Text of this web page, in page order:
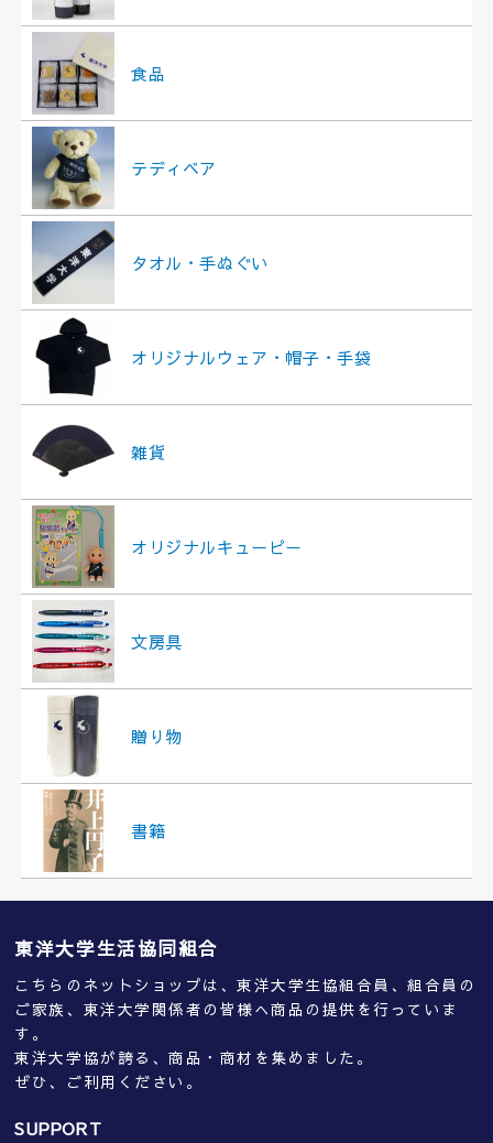
食品
テディベア
タオル・手ぬぐい
オリジナルウェア・帽子・手袋
雑貨
オリジナルキューピー
文房具
贈り物
書籍
東洋大学生活協同組合
こちらのネットショップは、東洋大学生協組合員、組合員の
ご家族、東洋大学関係者の皆様へ商品の提供を行っていま
す。
東洋大学協が誇る、商品・商材を集めました。
ぜひ、ご利用ください。
SUPPORT